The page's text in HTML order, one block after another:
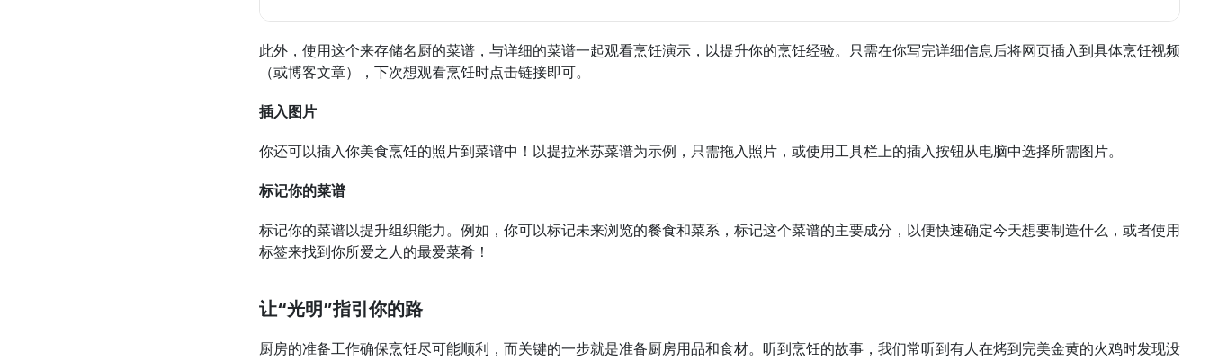
此外，使用这个来存储名厨的菜谱，与详细的菜谱一起观看烹饪演示，以提升你的烹饪经验。只需在你写完详细信息后将网页插入到具体烹饪视频
（或博客文章），下次想观看烹饪时点击链接即可。
插入图片
你还可以插入你美食烹饪的照片到菜谱中！以提拉米苏菜谱为示例，只需拖入照片，或使用工具栏上的插入按钮从电脑中选择所需图片。
标记你的菜谱
标记你的菜谱以提升组织能力。例如，你可以标记未来浏览的餐食和菜系，标记这个菜谱的主要成分，以便快速确定今天想要制造什么，或者使用
标签来找到你所爱之人的最爱菜肴！
让“光明”指引你的路
厨房的准备工作确保烹饪尽可能顺利，而关键的一步就是准备厨房用品和食材。听到烹饪的故事，我们常听到有人在烤到完美金黄的火鸡时发现没